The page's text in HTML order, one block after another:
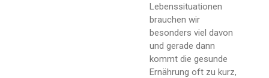
Lebenssituationen
brauchen wir
besonders viel davon
und gerade dann
kommt die gesunde
Ernährung oft zu kurz,